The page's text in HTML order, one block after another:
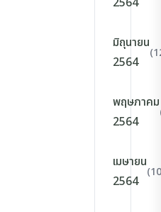
มิถุนายน
2564
พฤษภาคม
2564
เมษายน
2564